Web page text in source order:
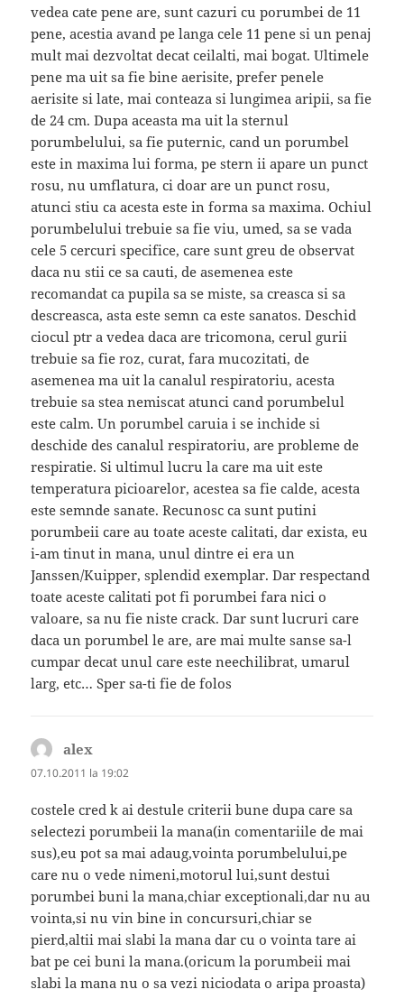
vedea cate pene are, sunt cazuri cu porumbei de 11
pene, acestia avand pe langa cele 11 pene si un penaj
mult mai dezvoltat decat ceilalti, mai bogat. Ultimele
pene ma uit sa fie bine aerisite, prefer penele
aerisite si late, mai conteaza si lungimea aripii, sa fie
de 24 cm. Dupa aceasta ma uit la sternul
porumbelului, sa fie puternic, cand un porumbel
este in maxima lui forma, pe stern ii apare un punct
rosu, nu umflatura, ci doar are un punct rosu,
atunci stiu ca acesta este in forma sa maxima. Ochiul
porumbelului trebuie sa fie viu, umed, sa se vada
cele 5 cercuri specifice, care sunt greu de observat
daca nu stii ce sa cauti, de asemenea este
recomandat ca pupila sa se miste, sa creasca si sa
descreasca, asta este semn ca este sanatos. Deschid
ciocul ptr a vedea daca are tricomona, cerul gurii
trebuie sa fie roz, curat, fara mucozitati, de
asemenea ma uit la canalul respiratoriu, acesta
trebuie sa stea nemiscat atunci cand porumbelul
este calm. Un porumbel caruia i se inchide si
deschide des canalul respiratoriu, are probleme de
respiratie. Si ultimul lucru la care ma uit este
temperatura picioarelor, acestea sa fie calde, acesta
este semnde sanate. Recunosc ca sunt putini
porumbeii care au toate aceste calitati, dar exista, eu
i-am tinut in mana, unul dintre ei era un
Janssen/Kuipper, splendid exemplar. Dar respectand
toate aceste calitati pot fi porumbei fara nici o
valoare, sa nu fie niste crack. Dar sunt lucruri care
daca un porumbel le are, are mai multe sanse sa-l
cumpar decat unul care este neechilibrat, umarul
larg, etc… Sper sa-ti fie de folos
alex
07.10.2011 la 19:02
costele cred k ai destule criterii bune dupa care sa
selectezi porumbeii la mana(in comentariile de mai
sus),eu pot sa mai adaug,vointa porumbelului,pe
care nu o vede nimeni,motorul lui,sunt destui
porumbei buni la mana,chiar exceptionali,dar nu au
vointa,si nu vin bine in concursuri,chiar se
pierd,altii mai slabi la mana dar cu o vointa tare ai
bat pe cei buni la mana.(oricum la porumbeii mai
slabi la mana nu o sa vezi niciodata o aripa proasta)